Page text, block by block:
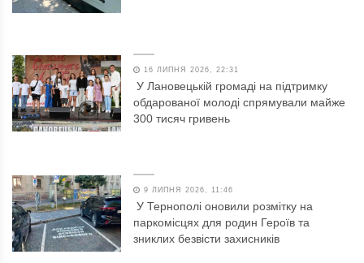
16 ЛИПНЯ 2026, 22:31
У Лановецькій громаді на підтримку
обдарованої молоді спрямували майже
300 тисяч гривень
9 ЛИПНЯ 2026, 11:46
У Тернополі оновили розмітку на
паркомісцях для родин Героїв та
зниклих безвісти захисників